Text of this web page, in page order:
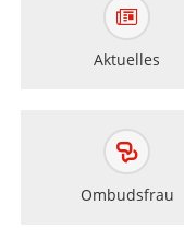
Aktuelles
Ombudsfrau